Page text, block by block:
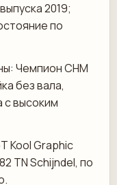
2019;
по
Чемпион CHM
без вала,
с высоким
Kool Graphic
TN Schijndel, по